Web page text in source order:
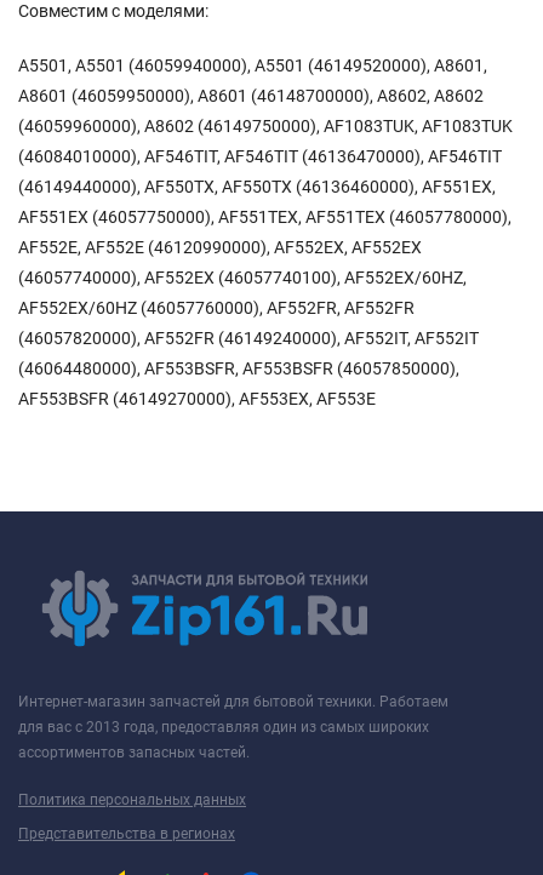
Совместим с моделями:
A5501, A5501 (46059940000), A5501 (46149520000), A8601,
A8601 (46059950000), A8601 (46148700000), A8602, A8602
(46059960000), A8602 (46149750000), AF1083TUK, AF1083TUK
(46084010000), AF546TIT, AF546TIT (46136470000), AF546TIT
(46149440000), AF550TX, AF550TX (46136460000), AF551EX,
AF551EX (46057750000), AF551TEX, AF551TEX (46057780000),
AF552E, AF552E (46120990000), AF552EX, AF552EX
(46057740000), AF552EX (46057740100), AF552EX/60HZ,
AF552EX/60HZ (46057760000), AF552FR, AF552FR
(46057820000), AF552FR (46149240000), AF552IT, AF552IT
(46064480000), AF553BSFR, AF553BSFR (46057850000),
AF553BSFR (46149270000), AF553EX, AF553E
Интернет-магазин запчастей для бытовой техники. Работаем
для вас с 2013 года, предоставляя один из самых широких
ассортиментов запасных частей.
Политика персональных данных
Представительства в регионах